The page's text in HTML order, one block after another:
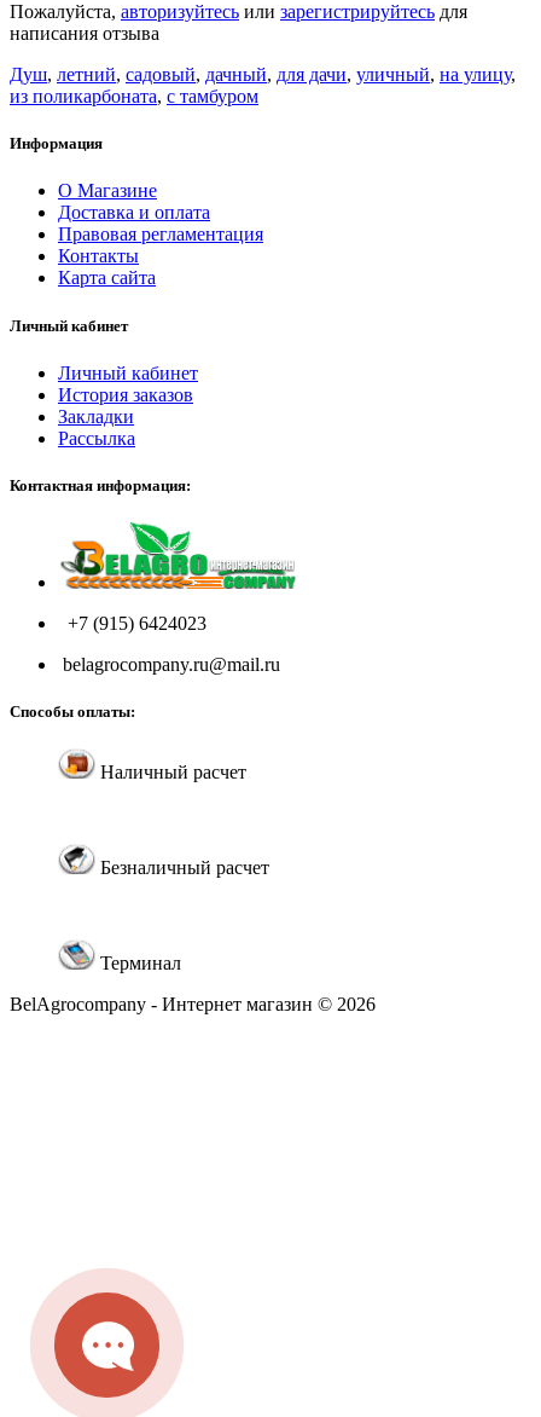
Пожалуйста, авторизуйтесь или зарегистрируйтесь для
написания отзыва
Душ, летний, садовый, дачный, для дачи, уличный, на улицу,
из поликарбоната, с тамбуром
Информация
О Магазине
Доставка и оплата
Правовая регламентация
Контакты
Карта сайта
Личный кабинет
Личный кабинет
История заказов
Закладки
Рассылка
Контактная информация:
+7 (915) 6424023
belagrocompany.ru@mail.ru
Способы оплаты:
Наличный расчет
Безналичный расчет
Терминал
BelAgrocompany - Интернет магазин © 2026